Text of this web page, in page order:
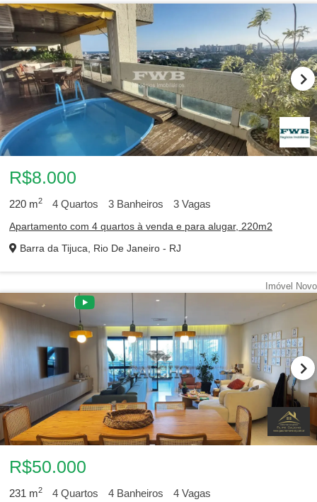
R$8.000
220 m2 4 Quartos 3 Banheiros 3 Vagas
Apartamento com 4 quartos à venda e para alugar, 220m2
Barra da Tijuca, Rio De Janeiro - RJ
Imóvel Novo
R$50.000
231 m2 4 Quartos 4 Banheiros 4 Vagas